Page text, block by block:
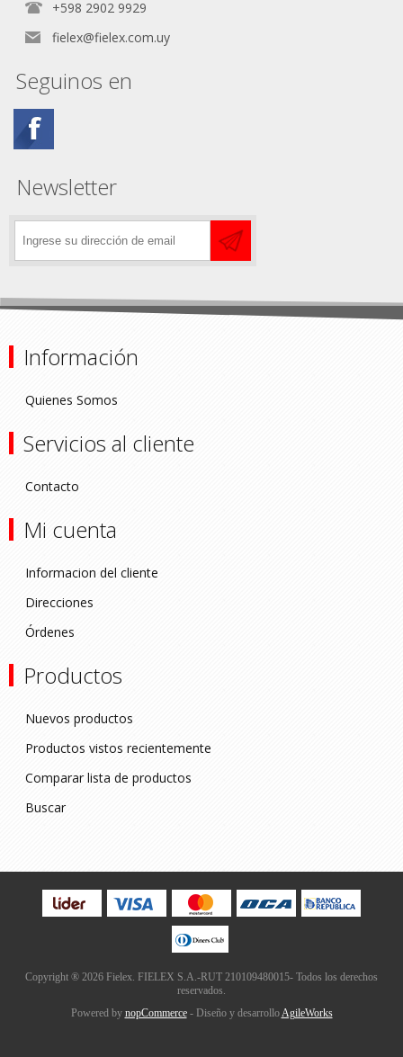
+598 2902 9929
fielex@fielex.com.uy
Seguinos en
Newsletter
Información
Quienes Somos
Servicios al cliente
Contacto
Mi cuenta
Informacion del cliente
Direcciones
Órdenes
Productos
Nuevos productos
Productos vistos recientemente
Comparar lista de productos
Buscar
Copyright ® 2026 Fielex. FIELEX S.A.-RUT 210109480015- Todos los derechos
reservados.
Powered by nopCommerce- Diseño y desarrolloAgileWorks